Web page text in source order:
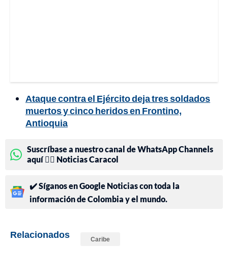
Ataque contra el Ejército deja tres soldados
muertos y cinco heridos en Frontino,
Antioquia
Suscríbase a nuestro canal de WhatsApp Channels
aquí 👉🏻 Noticias Caracol
✔️ Síganos en Google Noticias con toda la
información de Colombia y el mundo.
Relacionados Caribe